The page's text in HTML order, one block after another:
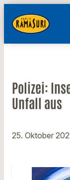
Polizei:
Unfall aus
25. Oktober